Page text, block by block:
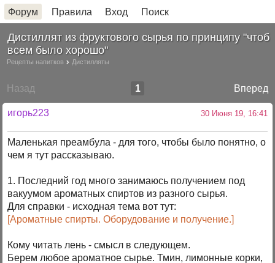
Форум Правила Вход Поиск
Дистиллят из фруктового сырья по принципу "чтоб
всем было хорошо"
Рецепты напитков Дистилляты
Назад Вперед
1
игорь223 30 Июня 19, 16:41
Маленькая преамбула - для того, чтобы было понятно, о
чем я тут рассказываю.
1. Последний год много занимаюсь получением под
вакуумом ароматных спиртов из разного сырья.
Для справки - исходная тема вот тут:
[Ароматные спирты. Оборудование и получение.]
Кому читать лень - смысл в следующем.
Берем любое ароматное сырье. Тмин, лимонные корки,